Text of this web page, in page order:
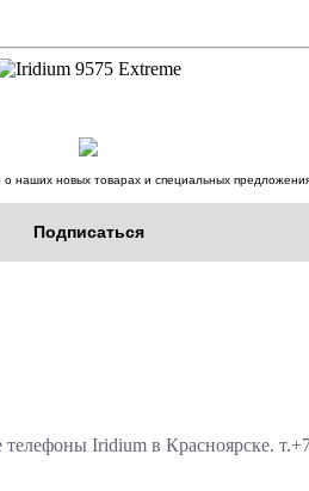
о наших новых товарах и специальных
Подписаться
Iridium в Красноярске.